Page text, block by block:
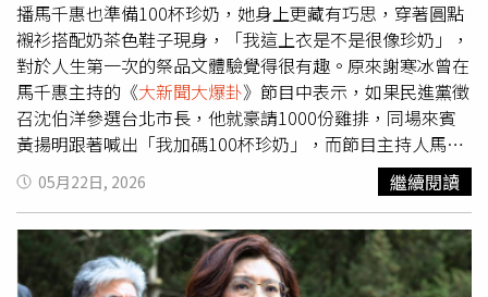
有人利用全民急需疫苗及民眾捐款支持慈濟採購疫苗的善
意，藉機從中牟利，司法機關應依法究責，絕不能姑息。此
外，王育敏也回應行政院政務委員陳時中日前表示「曾做出
不實指控者應向社會道歉」的說法。她質疑，疫情期間包括
「3加11」決策的專家會議紀錄是否已公開，以及萬華疫情
相關發言等爭議，仍有許多問題尚待說明。王育敏表示，不
能因為如今爆發顧問費爭議，就進一步推論疫情指揮中心當
年的所有決策都沒有問題。她認為，政府對BNT疫苗採購的
處理方式，以及後續大力推動高端疫苗政策，至今仍有不少
社會疑問。她並指出，高端疫苗當時尚未完成第三期臨床試
驗，部分國家對其認可程度有限，一些民眾赴海外時仍須補
播馬千惠也準備100杯珍奶，她身上更藏有巧思，穿著圓點
襯衫搭配奶茶色鞋子現身，「我這上衣是不是很像珍奶」，
對於人生第一次的祭品文體驗覺得很有趣。原來謝寒冰曾在
馬千惠主持的《大新聞大爆卦》節目中表示，如果民進黨徵
召沈伯洋參選台北市長，他就豪請1000份雞排，同場來賓
黃揚明跟著喊出「我加碼100杯珍奶」，而節目主持人馬千
惠也被眾人拱著加碼，「當時真的覺得不太可能是他，所以
沒有多想就上車，單純只是好玩」，結果一出爐，馬千惠也
說到做到掏腰包訂了100杯珍奶。黃揚明因有事無法到場，
以「寄杯」方式請中天代發，而台北市議員詹為元及歷史哥
也各準備100杯珍奶發送給現場民眾。這場「祭品文賭注」
05月22日, 2026 繼續閱讀